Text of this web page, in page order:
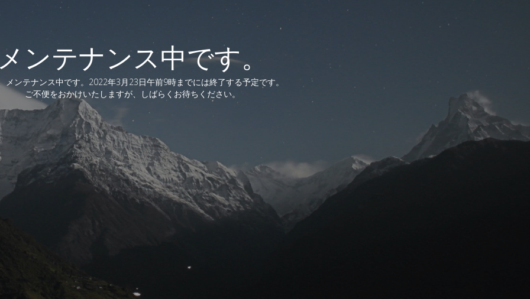
ンテナンス中です。
メンテナンス中です。2022年3月23日午前9時までには終了する予定です。
ご不便をおかけいたしますが、しばらくお待ちください。